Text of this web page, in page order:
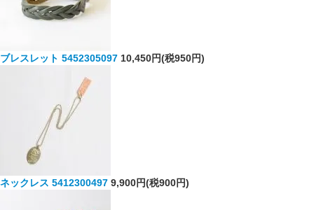
ブレスレット 5452305097 10,450円(税950円)
ネックレス 5412300497 9,900円(税900円)